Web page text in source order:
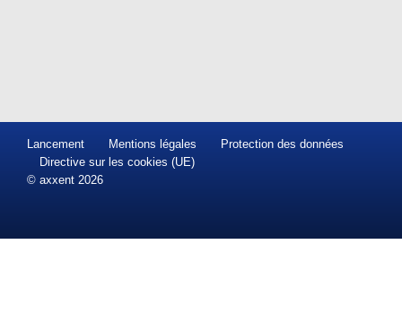
© axxent 2026
Lancement Mentions légales
Protection des données
Directive sur les cookies (UE)